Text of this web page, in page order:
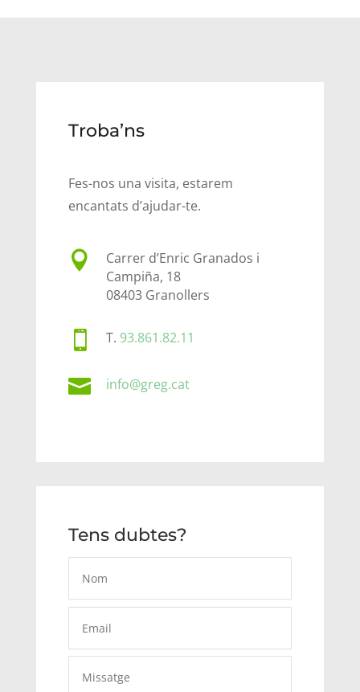
Troba’ns
Fes-nos una visita, estarem
encantats d’ajudar-te.

Carrer d’Enric Granados i
Campiña, 18
08403 Granollers
 T. 93.861.82.11
 info@greg.cat
Tens dubtes?